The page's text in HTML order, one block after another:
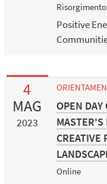
Positive
4
MAG
2023
OPEN
MASTER'S
CREATIVE
Online